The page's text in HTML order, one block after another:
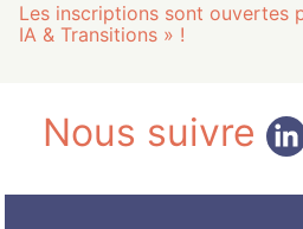
Les inscriptions sont ouvertes
IA & Transitions » !
Nous suivre